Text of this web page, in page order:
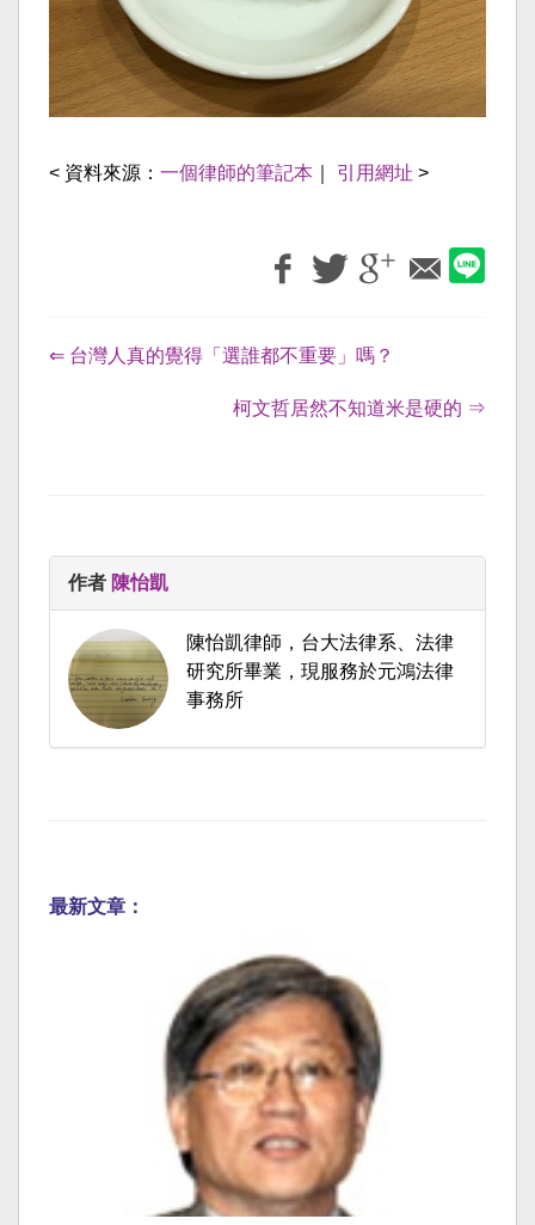
< 資料來源： 一個律師的筆記本 引用網址 >
⇐ 台灣人真的覺得「選誰都不重要」嗎？
柯文哲居然不知道米是硬的 ⇒
作者 陳怡凱
陳怡凱律師，台大法律系、法律
研究所畢業，現服務於元鴻法律
事務所
最新文章：